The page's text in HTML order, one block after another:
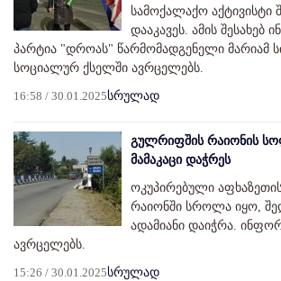
სამოქალაქო აქტივისტი
დააკავეს. ამის შესახებ
პარტია "დროას" წარმომადგენელი მარიამ
სოციალურ ქსელში ავრცელებს.
16:58 / 30.01.2025სრულად
გულრიფშის რაიონის
მამაკაცი დაჭრეს
ოკუპირებული
რაიონში სროლა იყო,
ადამიანი დაიჭრა.
ავრცელებს.
15:26 / 30.01.2025სრულად